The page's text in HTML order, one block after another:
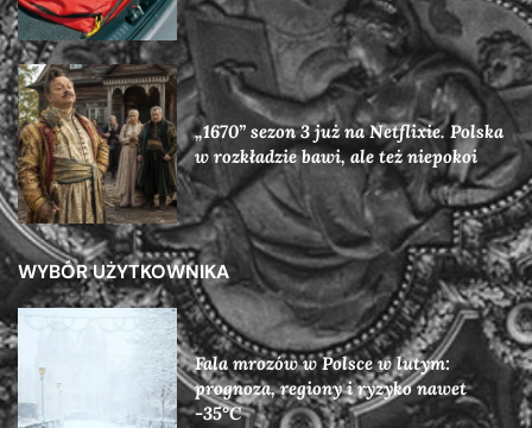
„1670” sezon 3 już na Netflixie. Polska
w rozkładzie bawi, ale też niepokoi
WYBÓR UŻYTKOWNIKA
Fala mrozów w Polsce w lutym:
prognoza, regiony i ryzyko nawet
-35°C